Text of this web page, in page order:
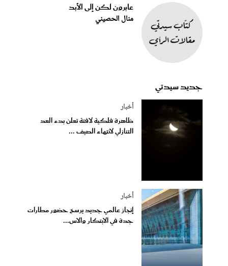
عابرون لكن إلى الأبد
منال الحصيني
جديد سيدتي
أخبار
ظاهرة فلكية لافتة تعلن بدء العد
التنازلي لانتهاء الصيف ...
أخبار
إنجاز عالمي جديد يرسخ حضور مطارات
جدة في الابتكار والاس...